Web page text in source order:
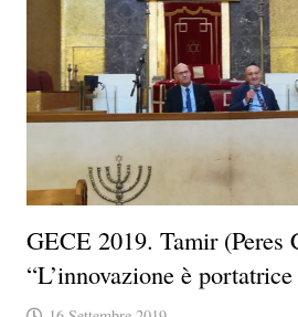
GECE 2019. Tamir (Peres
“L’innovazione è